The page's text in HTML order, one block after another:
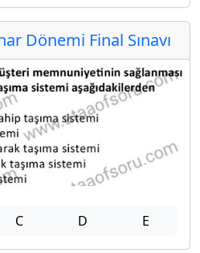
Dönemi Final Sınavı
C D E